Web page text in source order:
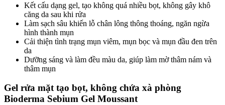
Kết cấu dạng gel, tạo không quá nhiều bọt, không gây khô
căng da sau khi rửa
Làm sạch sâu khiến lỗ chân lông thông thoáng, ngăn ngừa
hình thành mụn
Cải thiện tình trạng mụn viêm, mụn bọc và mụn đầu đen trên
da
Dưỡng sáng và làm đều màu da, giúp làm mờ thâm nám và
thâm mụn
Gel rửa mặt tạo bọt, không chứa xà phòng
Bioderma Sebium Gel Moussant